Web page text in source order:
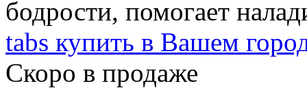
бодрости, помогает
tabs купить в Вашем
Скоро в продаже